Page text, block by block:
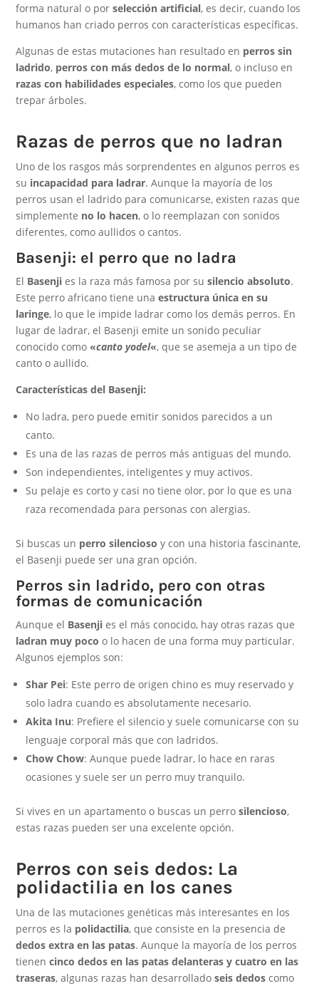
forma natural o porselección artificial, es decir, cuando los
humanos han criado perros con características específicas.
Algunas de estas mutaciones han resultado en perros sin
ladrido, perros con más dedos de lo normal, o incluso en
razas con habilidades especiales, como los que pueden
trepar árboles.
Razas de perros que no ladran
Uno de los rasgos más sorprendentes en algunos perros es
su incapacidad para ladrar. Aunque la mayoría de los
perros usan el ladrido para comunicarse, existen razas que
simplemente no lo hacen, o lo reemplazan con sonidos
diferentes, como aullidos o cantos.
Basenji: el perro que no ladra
El Basenji es la raza más famosa por susilencio absoluto.
Este perro africano tiene unaestructura única en su
laringe, lo que le impide ladrar como los demás perros. En
lugar de ladrar, el Basenji emite un sonido peculiar
conocido como «canto yodel«, que se asemeja a un tipo de
canto o aullido.
Características del Basenji:
No ladra, pero puede emitir sonidos parecidos a un
canto.
Es una de las razas de perros más antiguas del mundo.
Son independientes, inteligentes y muy activos.
Su pelaje es corto y casi no tiene olor, por lo que es una
raza recomendada para personas con alergias.
Si buscas un perro silencioso y con una historia fascinante,
el Basenji puede ser una gran opción.
Perros sin ladrido, pero con otras
formas de comunicación
Aunque el Basenji es el más conocido, hay otras razas que
ladran muy poco o lo hacen de una forma muy particular.
Algunos ejemplos son:
Shar Pei: Este perro de origen chino es muy reservado y
solo ladra cuando es absolutamente necesario.
Akita Inu: Prefiere el silencio y suele comunicarse con su
lenguaje corporal más que con ladridos.
Chow Chow: Aunque puede ladrar, lo hace en raras
ocasiones y suele ser un perro muy tranquilo.
Si vives en un apartamento o buscas un perrosilencioso,
estas razas pueden ser una excelente opción.
Perros con seis dedos: La
polidactilia en los canes
Una de las mutaciones genéticas más interesantes en los
perros es la polidactilia, que consiste en la presencia de
dedos extra en las patas. Aunque la mayoría de los perros
tienencinco dedos en las patas delanteras y cuatro en las
traseras, algunas razas han desarrolladoseis dedos como